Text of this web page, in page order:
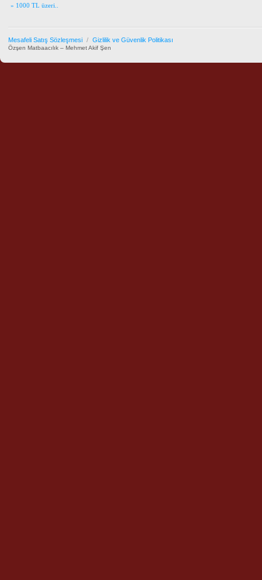
» 1000 TL üzeri..
Mesafeli Satış Sözleşmesi / Gizlilik ve Güvenlik Politikası
Özşen Matbaacılık – Mehmet Akif Şen